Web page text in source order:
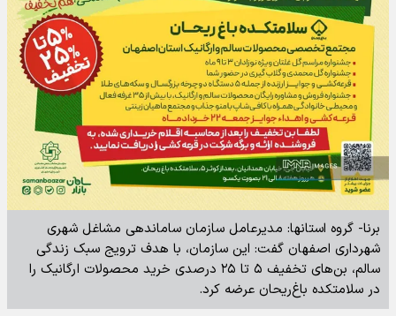
برنا- گروه استانها: مدیرعامل سازمان ساماندهی مشاغل شهری
شهرداری اصفهان گفت: این سازمان، با هدف ترویج سبک زندگی
سالم، بن‌های تخفیف ۵ تا ۲۵ درصدی خرید محصولات ارگانیک را
در سلامتکده باغ‌ریحان عرضه کرد.